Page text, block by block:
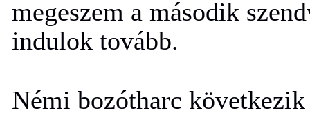
megeszem a második
indulok tovább.
Némi bozótharc